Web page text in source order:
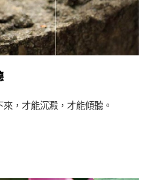
，才能沉澱，才能傾聽。